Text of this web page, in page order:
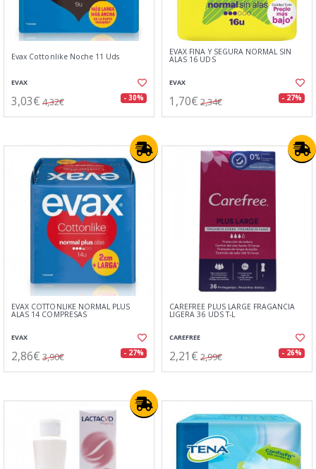
Evax Cottonlike Noche 11 Uds
EVAX
3,03€ 4,32€ - 30%
EVAX FINA Y SEGURA NORMAL SIN
ALAS 16 UDS
EVAX
1,70€ 2,34€ - 27%
EVAX COTTONLIKE NORMAL PLUS
ALAS 14 COMPRESAS
EVAX
2,86€ 3,90€ - 27%
CAREFREE PLUS LARGE FRAGANCIA
LIGERA 36 UDS T-L
CAREFREE
2,21€ 2,99€ - 26%